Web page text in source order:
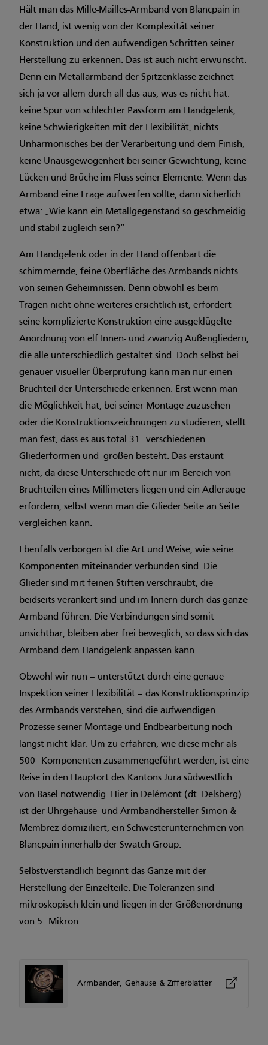
Hält man das Mille-Mailles-Armband von Blancpain in
der Hand, ist wenig von der Komplexität seiner
Konstruktion und den aufwendigen Schritten seiner
Herstellung zu erkennen. Das ist auch nicht erwünscht.
Denn ein Metallarmband der Spitzen­klasse zeichnet
sich ja vor allem durch all das aus, was es nicht hat:
keine Spur von schlechter Passform am Handgelenk,
keine Schwierigkeiten mit der Flexibilität, nichts
Unharmonisches bei der Verarbeitung und dem Finish,
keine Unausgewogenheit bei seiner Gewichtung, keine
Lücken und Brüche im Fluss seiner Elemente. Wenn das
Armband eine Frage aufwerfen sollte, dann sicherlich
etwa: „Wie kann ein Metallgegenstand so geschmeidig
und stabil zugleich sein?“
Am Handgelenk oder in der Hand offenbart die
schimmernde, feine Oberfläche des Armbands nichts
von seinen Geheimnissen. Denn obwohl es beim
Tragen nicht ohne weiteres ersichtlich ist, erfordert
seine komplizierte Konstruktion eine ausgeklügelte
Anordnung von elf Innen- und zwanzig Außengliedern,
die alle unterschiedlich gestaltet sind. Doch selbst bei
genauer visueller Überprüfung kann man nur einen
Bruchteil der Unterschiede erkennen. Erst wenn man
die Möglichkeit hat, bei seiner Montage zuzusehen
oder die Konstruktionszeichnungen zu studieren, stellt
man fest, dass es aus total 31 verschiedenen
Gliederformen und -größen besteht. Das erstaunt
nicht, da diese Unterschiede oft nur im Bereich von
Bruchteilen eines Millimeters liegen und ein Adlerauge
erfordern, selbst wenn man die Glieder Seite an Seite
vergleichen kann.
Ebenfalls verborgen ist die Art und Weise, wie seine
Komponenten miteinander verbunden sind. Die
Glieder sind mit feinen Stiften verschraubt, die
beidseits verankert sind und im Innern durch das ganze
Armband führen. Die Verbindungen sind somit
unsichtbar, bleiben aber frei beweglich, so dass sich das
Armband dem Handgelenk anpassen kann.
Obwohl wir nun – unterstützt durch eine genaue
Inspektion seiner Flexibilität – das Konstruktionsprinzip
des Armbands verstehen, sind die aufwendigen
Prozesse seiner Montage und Endbearbeitung noch
längst nicht klar. Um zu erfahren, wie diese mehr als
500 Komponenten zusammengeführt werden, ist eine
Reise in den Hauptort des Kantons Jura südwestlich
von Basel notwendig. Hier in Delémont (dt. Delsberg)
ist der Uhrgehäuse- und Armbandhersteller Simon &
Membrez domiziliert, ein Schwesterunternehmen von
Blancpain innerhalb der Swatch Group.
Selbstverständlich beginnt das Ganze mit der
Herstellung der Einzelteile. Die Toleranzen sind
mikroskopisch klein und liegen in der Größenordnung
von 5 Mikron.
Armbänder, Gehäuse & Zifferblätter